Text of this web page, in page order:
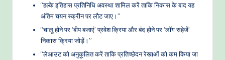
“हल्के इतिहास प्रतिनिधि अवस्था शामिल करें ताकि निकास के बाद यह
अंतिम चयन स्क्रीन पर लौट जाए।”
“चालू होने पर ‘बीप बजाएं’ प्रवेश क्रिया और बंद होने पर ‘लॉग सहेजें’
निकास क्रिया जोड़ें।”
“लेआउट को अनुकूलित करें ताकि प्रतिच्छेदन रेखाओं को कम किया जा